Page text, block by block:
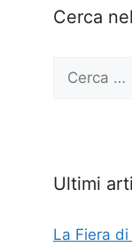
Cerca
Ricerca
Ultimi
La Fiera